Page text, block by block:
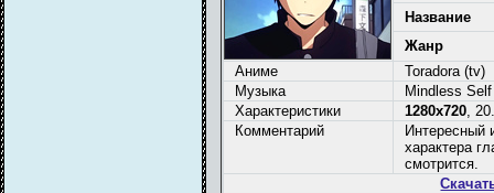
Название
Жанр
Аниме
Toradora (tv)
Музыка
Mindless
Характеристики
1280x720,
Комментарий
Интересный
характера
смотрится.